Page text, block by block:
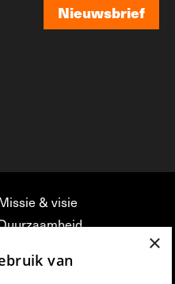
Nieuwsbrief
& visie
bij FFG
×
van